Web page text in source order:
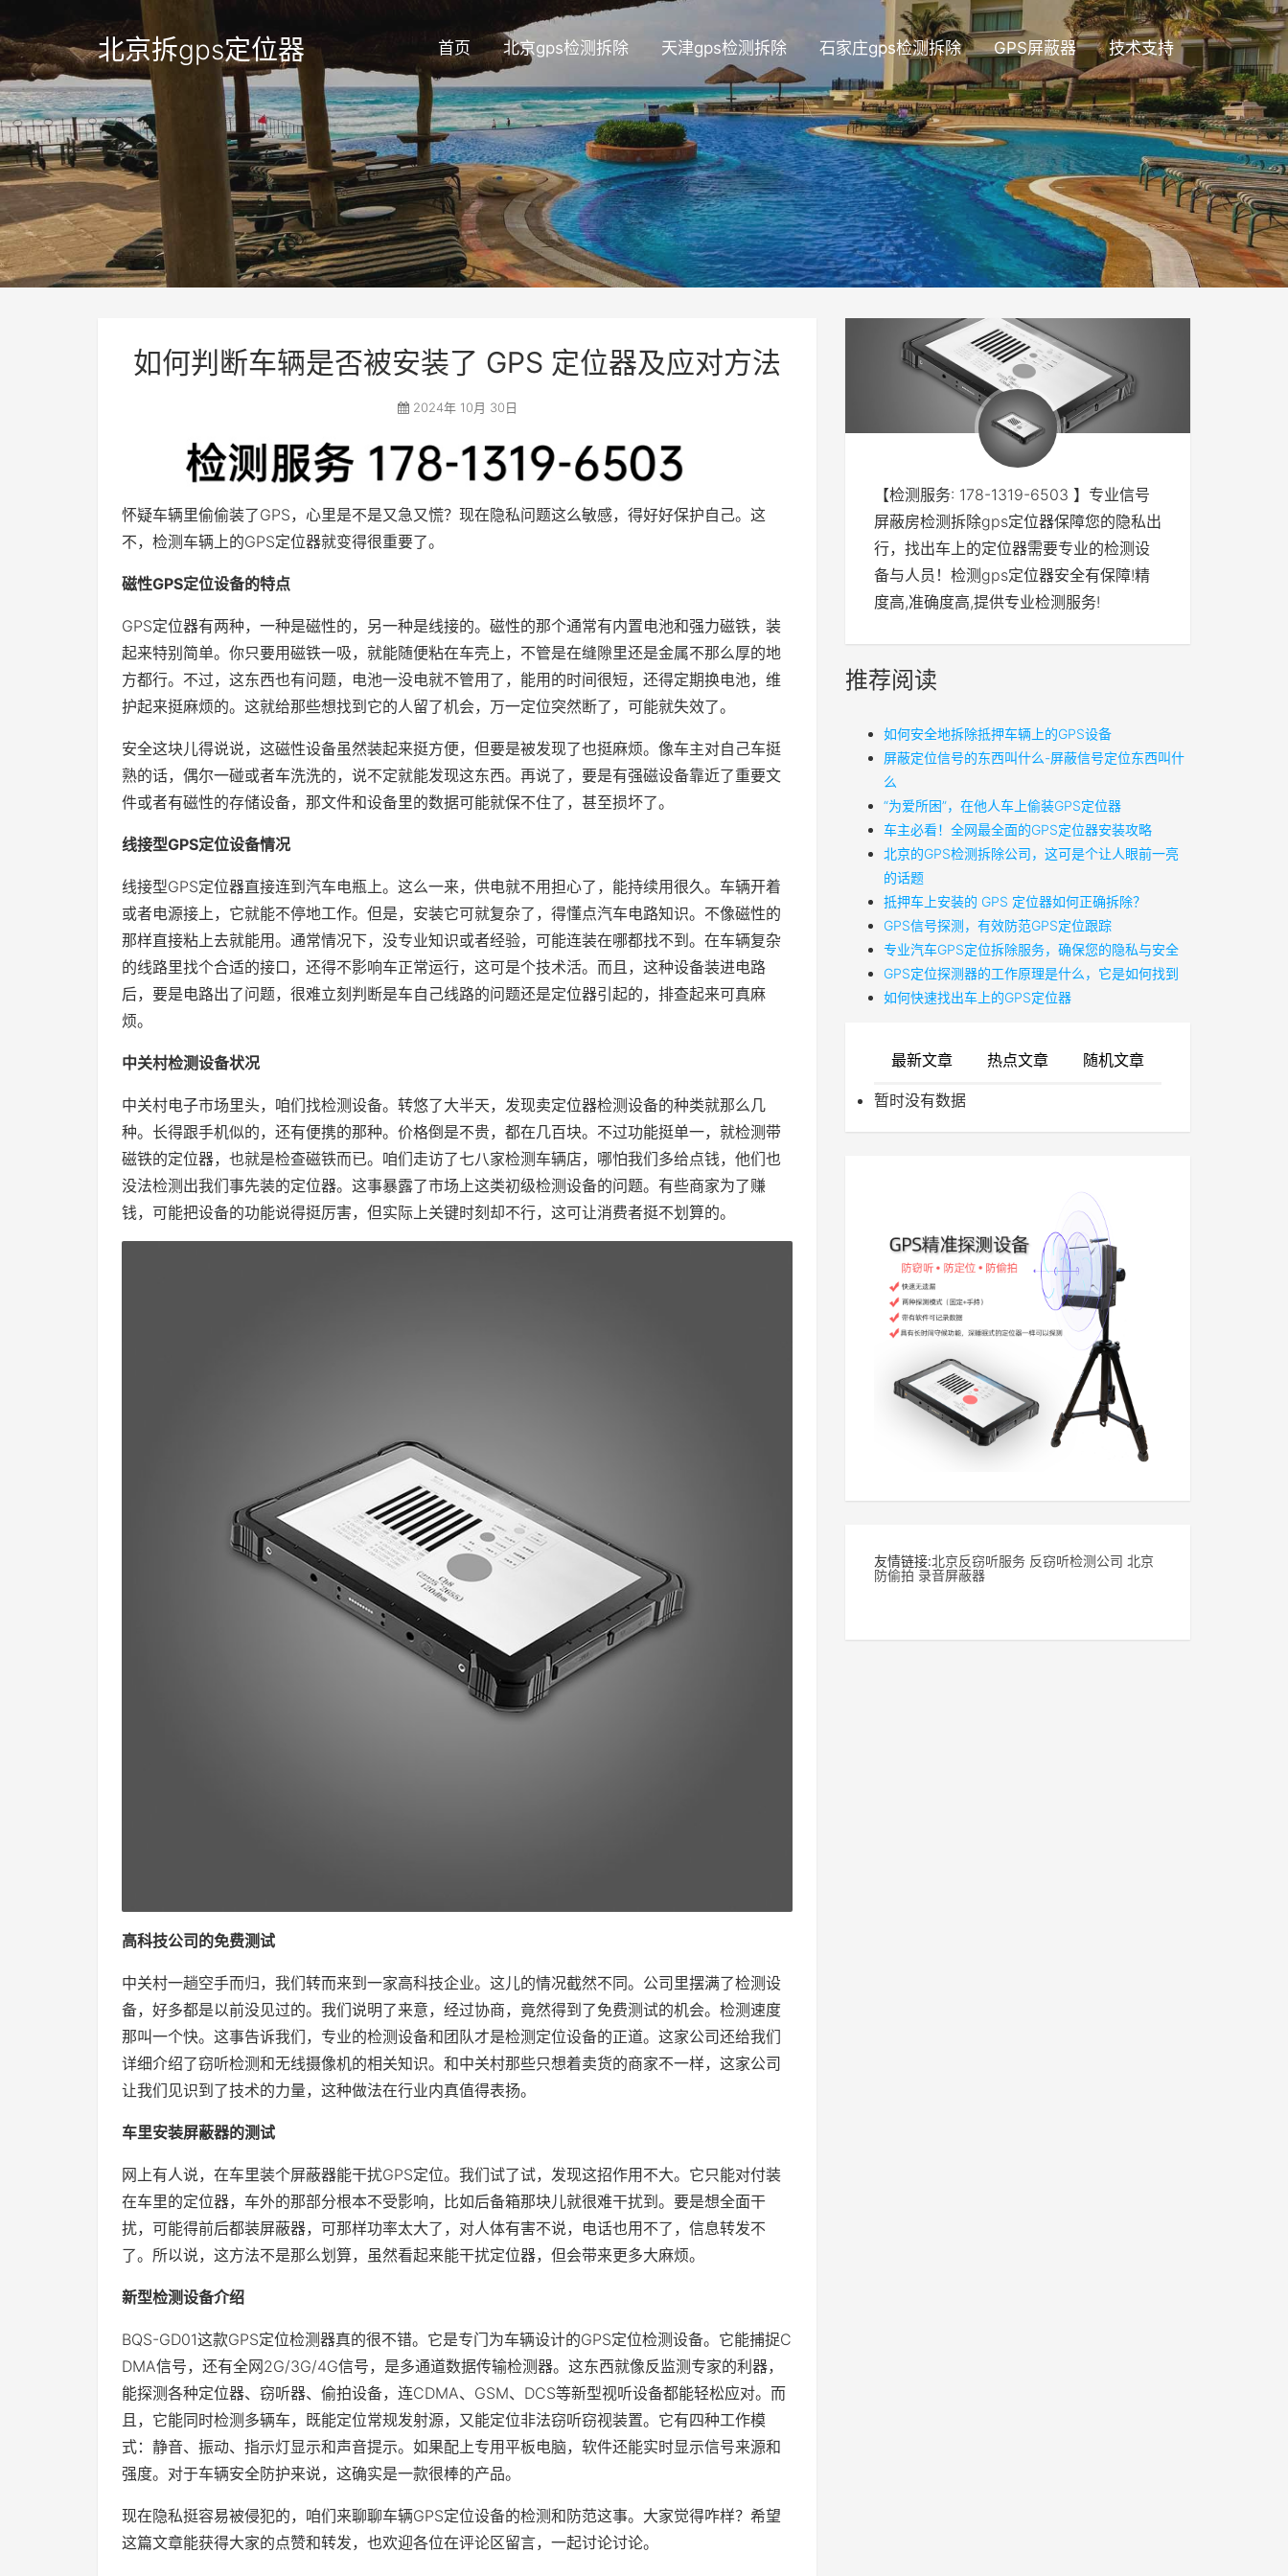
北京拆gps定位器 首页 北京gps检测拆除 天津gps检测拆除 石家庄gps检测拆除 GPS屏蔽器 技术支持
如何判断车辆是否被安装了 GPS 定位器及应对方法
2024年 10月 30日
怀疑车辆里偷偷装了GPS，心里是不是又急又慌？现在隐私问题这么敏感，得好好保护自己。这
不，检测车辆上的GPS定位器就变得很重要了。
磁性GPS定位设备的特点
GPS定位器有两种，一种是磁性的，另一种是线接的。磁性的那个通常有内置电池和强力磁铁，装
起来特别简单。你只要用磁铁一吸，就能随便粘在车壳上，不管是在缝隙里还是金属不那么厚的地
方都行。不过，这东西也有问题，电池一没电就不管用了，能用的时间很短，还得定期换电池，维
护起来挺麻烦的。这就给那些想找到它的人留了机会，万一定位突然断了，可能就失效了。
安全这块儿得说说，这磁性设备虽然装起来挺方便，但要是被发现了也挺麻烦。像车主对自己车挺
熟的话，偶尔一碰或者车洗洗的，说不定就能发现这东西。再说了，要是有强磁设备靠近了重要文
件或者有磁性的存储设备，那文件和设备里的数据可能就保不住了，甚至损坏了。
线接型GPS定位设备情况
线接型GPS定位器直接连到汽车电瓶上。这么一来，供电就不用担心了，能持续用很久。车辆开着
或者电源接上，它就能不停地工作。但是，安装它可就复杂了，得懂点汽车电路知识。不像磁性的
那样直接粘上去就能用。通常情况下，没专业知识或者经验，可能连装在哪都找不到。在车辆复杂
的线路里找个合适的接口，还得不影响车正常运行，这可是个技术活。而且，这种设备装进电路
后，要是电路出了问题，很难立刻判断是车自己线路的问题还是定位器引起的，排查起来可真麻
烦。
中关村检测设备状况
中关村电子市场里头，咱们找检测设备。转悠了大半天，发现卖定位器检测设备的种类就那么几
种。长得跟手机似的，还有便携的那种。价格倒是不贵，都在几百块。不过功能挺单一，就检测带
磁铁的定位器，也就是检查磁铁而已。咱们走访了七八家检测车辆店，哪怕我们多给点钱，他们也
没法检测出我们事先装的定位器。这事暴露了市场上这类初级检测设备的问题。有些商家为了赚
钱，可能把设备的功能说得挺厉害，但实际上关键时刻却不行，这可让消费者挺不划算的。
高科技公司的免费测试
中关村一趟空手而归，我们转而来到一家高科技企业。这儿的情况截然不同。公司里摆满了检测设
备，好多都是以前没见过的。我们说明了来意，经过协商，竟然得到了免费测试的机会。检测速度
那叫一个快。这事告诉我们，专业的检测设备和团队才是检测定位设备的正道。这家公司还给我们
详细介绍了窃听检测和无线摄像机的相关知识。和中关村那些只想着卖货的商家不一样，这家公司
让我们见识到了技术的力量，这种做法在行业内真值得表扬。
车里安装屏蔽器的测试
网上有人说，在车里装个屏蔽器能干扰GPS定位。我们试了试，发现这招作用不大。它只能对付装
在车里的定位器，车外的那部分根本不受影响，比如后备箱那块儿就很难干扰到。要是想全面干
扰，可能得前后都装屏蔽器，可那样功率太大了，对人体有害不说，电话也用不了，信息转发不
了。所以说，这方法不是那么划算，虽然看起来能干扰定位器，但会带来更多大麻烦。
新型检测设备介绍
BQS-GD01这款GPS定位检测器真的很不错。它是专门为车辆设计的GPS定位检测设备。它能捕捉C
DMA信号，还有全网2G/3G/4G信号，是多通道数据传输检测器。这东西就像反监测专家的利器，
能探测各种定位器、窃听器、偷拍设备，连CDMA、GSM、DCS等新型视听设备都能轻松应对。而
且，它能同时检测多辆车，既能定位常规发射源，又能定位非法窃听窃视装置。它有四种工作模
式：静音、振动、指示灯显示和声音提示。如果配上专用平板电脑，软件还能实时显示信号来源和
强度。对于车辆安全防护来说，这确实是一款很棒的产品。
现在隐私挺容易被侵犯的，咱们来聊聊车辆GPS定位设备的检测和防范这事。大家觉得咋样？希望
这篇文章能获得大家的点赞和转发，也欢迎各位在评论区留言，一起讨论讨论。
【检测服务: 178-1319-6503 】专业信号
屏蔽房检测拆除gps定位器保障您的隐私出
行，找出车上的定位器需要专业的检测设
备与人员！检测gps定位器安全有保障!精
度高,准确度高,提供专业检测服务!
推荐阅读
如何安全地拆除抵押车辆上的GPS设备
屏蔽定位信号的东西叫什么-屏蔽信号定位东西叫什
么
“为爱所困”，在他人车上偷装GPS定位器
车主必看！全网最全面的GPS定位器安装攻略
北京的GPS检测拆除公司，这可是个让人眼前一亮
的话题
抵押车上安装的 GPS 定位器如何正确拆除？
GPS信号探测，有效防范GPS定位跟踪
专业汽车GPS定位拆除服务，确保您的隐私与安全
GPS定位探测器的工作原理是什么，它是如何找到
如何快速找出车上的GPS定位器
最新文章 热点文章 随机文章
暂时没有数据
友情链接:北京反窃听服务 反窃听检测公司 北京
防偷拍 录音屏蔽器